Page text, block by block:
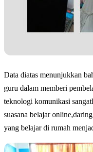
Data diatas menunjukkan
guru dalam memberi
teknologi komunikasi
suasana belajar
yang belajar di rumah